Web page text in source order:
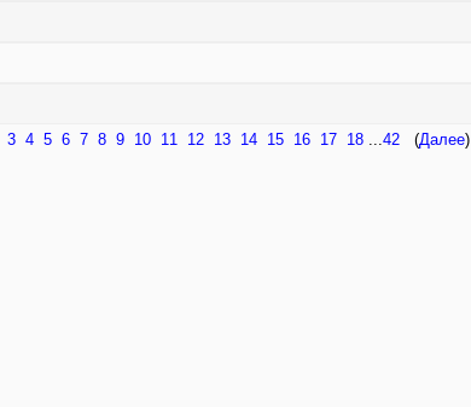
3 4 5 6 7 8 9 10 11 12 13 14 15 16 17 18 ...42 (Далее)